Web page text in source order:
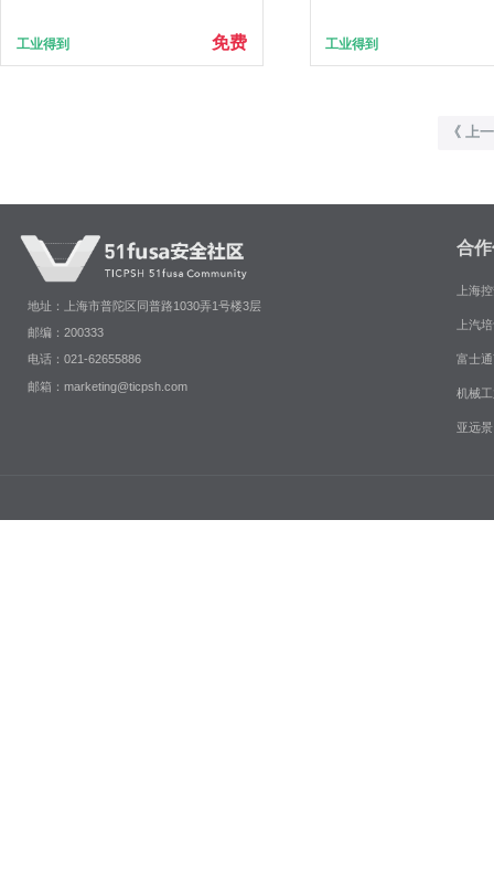
工业得到 免费 工业得到
《 上
地址：上海市普陀区同普路1030弄1号楼3层
邮编：200333
电话：021-62655886
邮箱：marketing@ticpsh.com
合
上海
上汽
富士
机械
亚远景